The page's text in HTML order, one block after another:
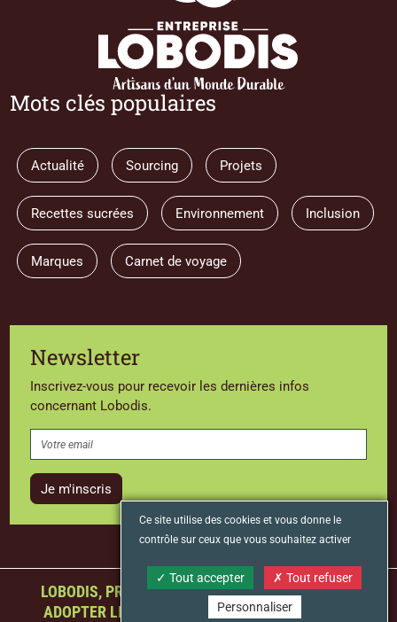
Mots clés populaires
Actualité Sourcing Projets
Recettes sucrées Environnement Inclusion
Marques Carnet de voyage
Newsletter
Inscrivez-vous pour recevoir les dernières infos
concernant Lobodis.
Je m'inscris
LOBODIS, PREMIER TORRÉFACTEUR FRANÇAIS À
ADOPTER LE STATUT D’ENTREPRISE À MISSION
Ce site utilise des cookies et vous donne le
contrôle sur ceux que vous souhaitez activer
Tout accepter Tout refuser
Personnaliser